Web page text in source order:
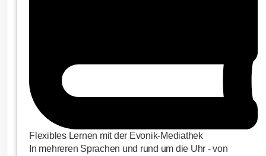
Flexibles Lernen mit der Evonik-Mediathek
In mehreren Sprachen und rund um die Uhr - von